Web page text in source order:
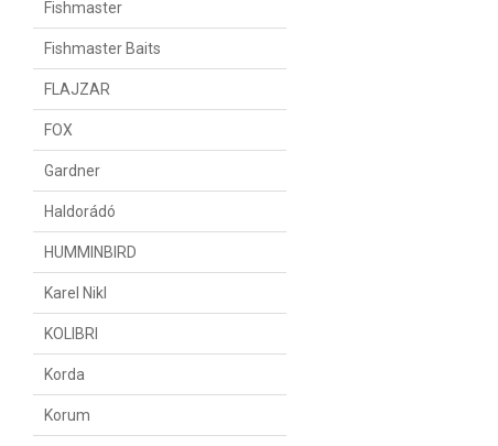
Fishmaster
Fishmaster Baits
FLAJZAR
FOX
Gardner
Haldorádó
HUMMINBIRD
Karel Nikl
KOLIBRI
Korda
Korum